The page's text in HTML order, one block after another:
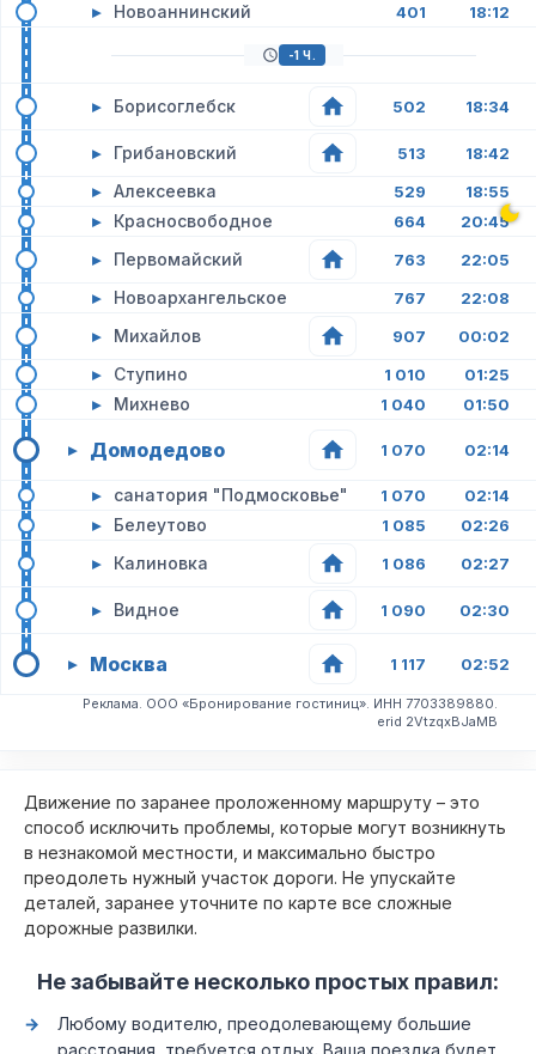
▸ Новоаннинский 401 18:12
-1 Ч.
▸ Борисоглебск 502 18:34
▸ Грибановский 513 18:42
▸ Алексеевка 529 18:55
▸ Красносвободное 664 20:45
▸ Первомайский 763 22:05
▸ Новоархангельское 767 22:08
▸ Михайлов 907 00:02
▸ Ступино 1 010 01:25
▸ Михнево 1 040 01:50
▸ Домодедово 1 070 02:14
▸ санатория "Подмосковье" 1 070 02:14
▸ Белеутово 1 085 02:26
▸ Калиновка 1 086 02:27
▸ Видное 1 090 02:30
▸ Москва 1 117 02:52
Реклама. ООО «Бронирование гостиниц». ИНН 7703389880.
erid 2VtzqxBJaMB
Движение по заранее проложенному маршруту – это
способ исключить проблемы, которые могут возникнуть
в незнакомой местности, и максимально быстро
преодолеть нужный участок дороги. Не упускайте
деталей, заранее уточните по карте все сложные
дорожные развилки.
Не забывайте несколько простых правил:
Любому водителю, преодолевающему большие
расстояния, требуется отдых. Ваша поездка будет